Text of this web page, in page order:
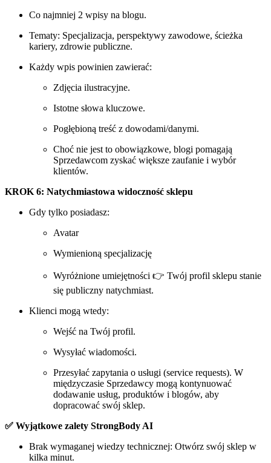
Co najmniej 2 wpisy na blogu.
Tematy: Specjalizacja, perspektywy zawodowe, ścieżka
kariery, zdrowie publiczne.
Każdy wpis powinien zawierać:
Zdjęcia ilustracyjne.
Istotne słowa kluczowe.
Pogłębioną treść z dowodami/danymi.
Choć nie jest to obowiązkowe, blogi pomagają
Sprzedawcom zyskać większe zaufanie i wybór
klientów.
KROK 6: Natychmiastowa widoczność sklepu
Gdy tylko posiadasz:
Avatar
Wymienioną specjalizację
Wyróżnione umiejętności 👉 Twój profil sklepu stanie
się publiczny natychmiast.
Klienci mogą wtedy:
Wejść na Twój profil.
Wysyłać wiadomości.
Przesyłać zapytania o usługi (service requests). W
międzyczasie Sprzedawcy mogą kontynuować
dodawanie usług, produktów i blogów, aby
dopracować swój sklep.
✅ Wyjątkowe zalety StrongBody AI
Brak wymaganej wiedzy technicznej: Otwórz swój sklep w
kilka minut.